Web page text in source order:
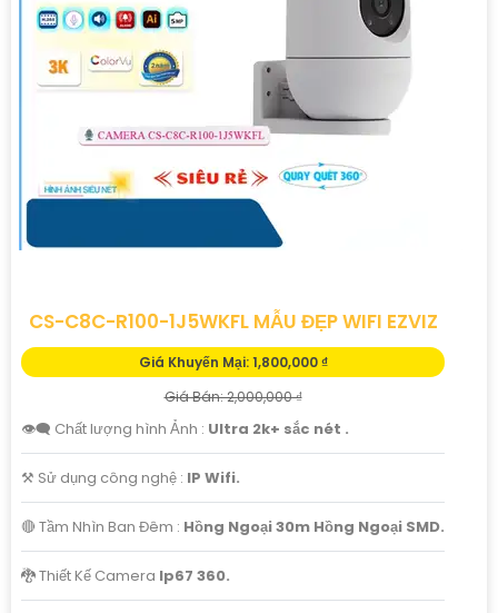
CS-C8C-R100-1J5WKFL MẪU ĐẸP WIFI EZVIZ
Giá Khuyến Mại: 1,800,000 ₫
Giá Bán: 2,000,000 ₫
👁️‍🗨 Chất lượng hình Ảnh : Ultra 2k+ sắc nét .
⚒ Sử dụng công nghệ : IP Wifi.
🔴 Tầm Nhìn Ban Đêm : Hồng Ngoại 30m Hồng Ngoại SMD.
🐉️ Thiết Kế Camera Ip67 360.